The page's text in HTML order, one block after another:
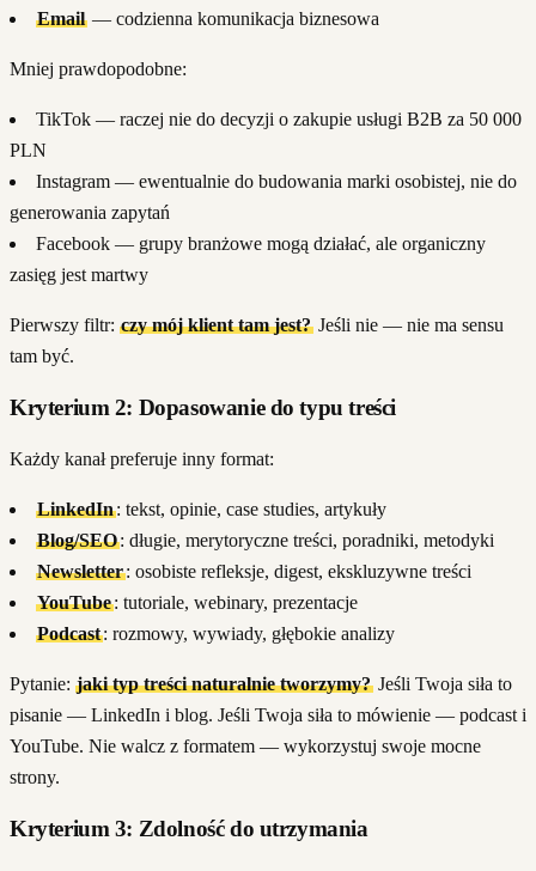
Email— codzienna komunikacja biznesowa
Mniej prawdopodobne:
TikTok — raczej nie do decyzji o zakupie usługi B2B za 50 000
PLN
Instagram — ewentualnie do budowania marki osobistej, nie do
generowania zapytań
Facebook — grupy branżowe mogą działać, ale organiczny
zasięg jest martwy
Pierwszy filtr: czy mój klient tam jest?Jeśli nie — nie ma sensu
tam być.
Kryterium 2: Dopasowanie do typu treści
Każdy kanał preferuje inny format:
LinkedIn: tekst, opinie, case studies, artykuły
Blog/SEO: długie, merytoryczne treści, poradniki, metodyki
Newsletter: osobiste refleksje, digest, ekskluzywne treści
YouTube: tutoriale, webinary, prezentacje
Podcast: rozmowy, wywiady, głębokie analizy
Pytanie: jaki typ treści naturalnie tworzymy?Jeśli Twoja siła to
pisanie — LinkedIn i blog. Jeśli Twoja siła to mówienie — podcast i
YouTube. Nie walcz z formatem — wykorzystuj swoje mocne
strony.
Kryterium 3: Zdolność do utrzymania